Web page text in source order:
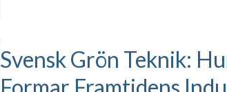
Svensk Grön Teknik: